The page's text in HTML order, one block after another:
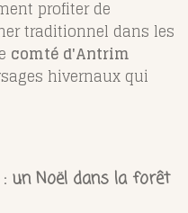
profiter de
traditionnel dans les
comté d'Antrim
hivernaux qui
: un Noël dans la forêt